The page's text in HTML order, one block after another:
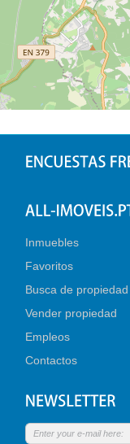
Inmuebles
Favoritos
Busca de propiedad
Vender propiedad
Empleos
Contactos